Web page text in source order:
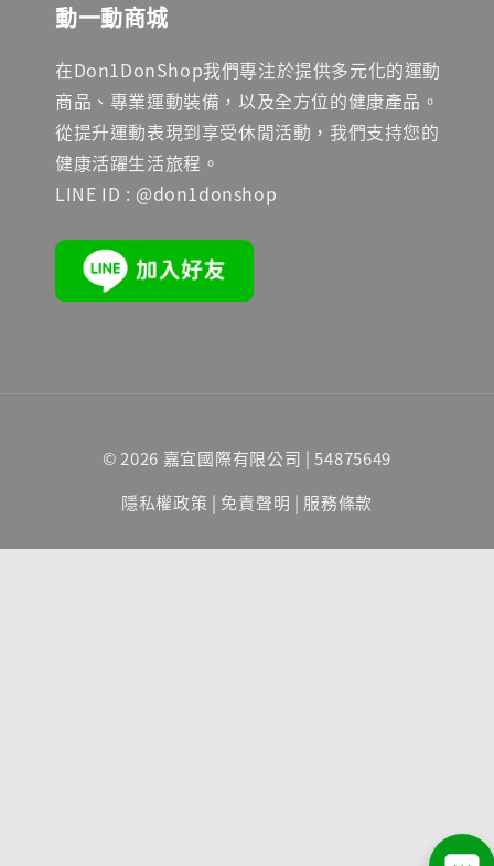
動一動商城
在Don1DonShop我們專注於提供多元化的運動
商品、專業運動裝備，以及全方位的健康產品。
從提升運動表現到享受休閒活動，我們支持您的
健康活躍生活旅程。
LINE ID : @don1donshop
© 2026 嘉宜國際有限公司 | 54875649
隱私權政策 | 免責聲明 | 服務條款